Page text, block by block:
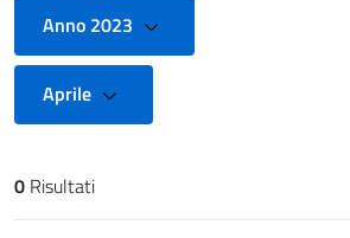
Anno 2023
Aprile
Risultati di ricerca
0 Risultati